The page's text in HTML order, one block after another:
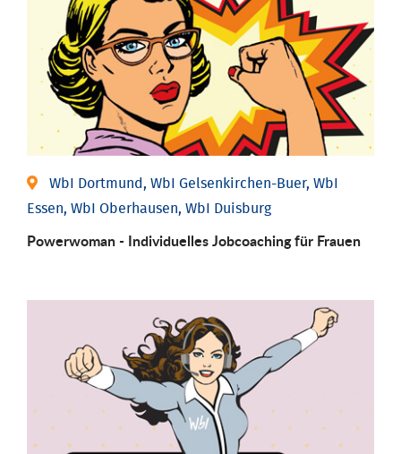
WbI Dortmund, WbI Gelsenkirchen-Buer, WbI
Essen, WbI Oberhausen, WbI Duisburg
Powerwoman - Individu­elles Job­coaching für Frauen